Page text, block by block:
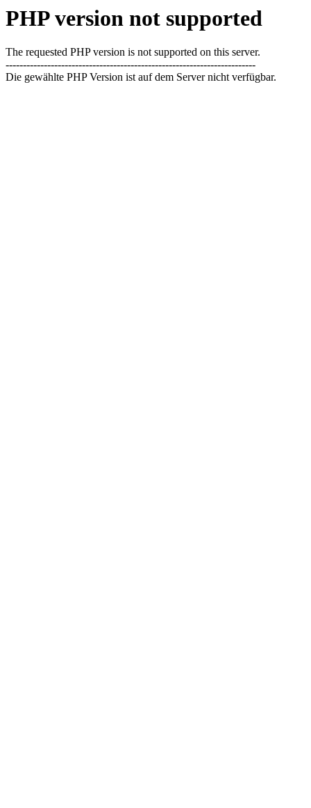
PHP version not supported
The requested PHP version is not supported on this server.
------------------------------------------------------------------------
Die gewählte PHP Version ist auf dem Server nicht verfügbar.